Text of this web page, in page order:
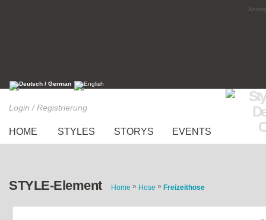
Login / Registrierung
HOME STYLES STORYS EVENTS
STYLE-Element Home » Hose » Freizeithose